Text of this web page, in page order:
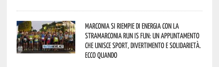
Marconia si riempie di energia con la
StraMarconia Run is Fun: un appuntamento
che unisce sport, divertimento e solidarietà.
Ecco quando